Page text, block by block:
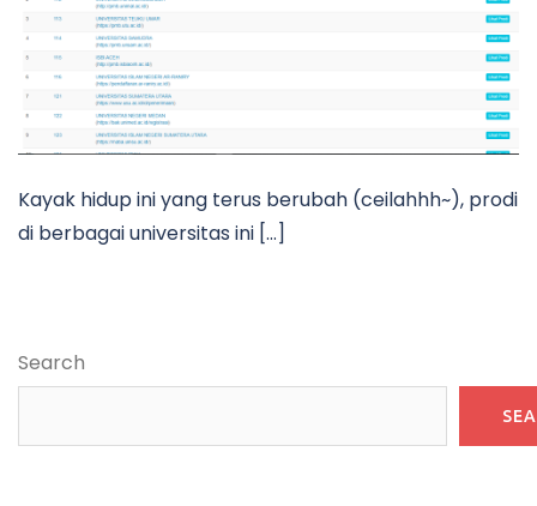
Kayak hidup ini yang terus berubah (ceilahhh~), prodi
di berbagai universitas ini […]
Search